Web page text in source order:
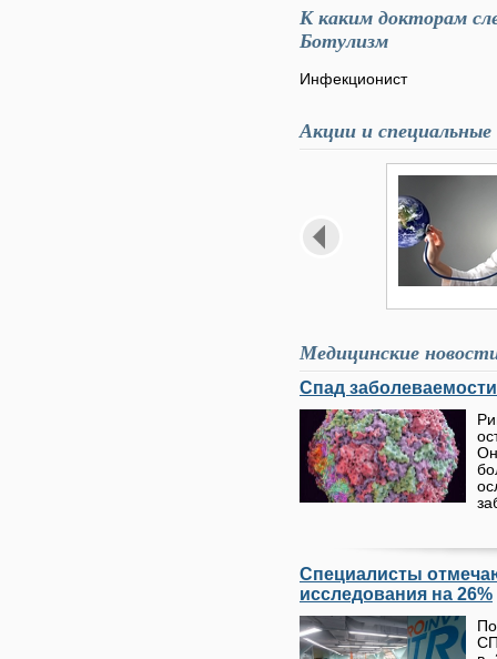
К каким докторам
Ботулизм
Инфекционист
Акции и
Медицинские
Спад
Специалисты
исследования на 26%